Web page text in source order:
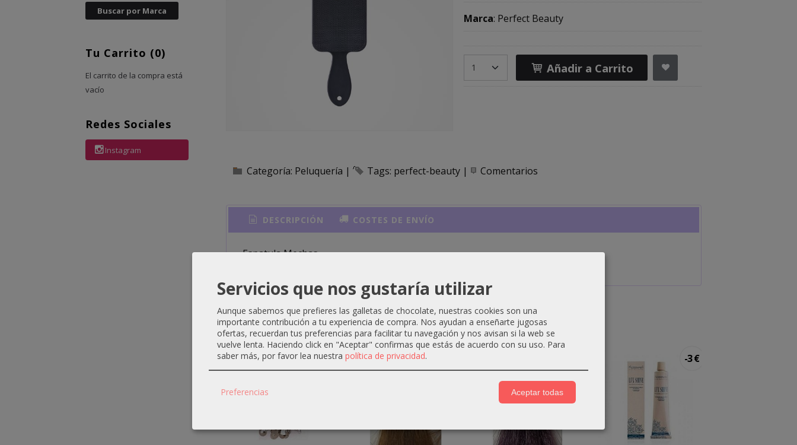
Tu Carrito (0)
El carrito de la compra está
vacío
Redes Sociales
Instagram
Marca: Perfect Beauty
Añadir a Carrito
Categoría: Peluquería | Tags: perfect-beauty | Comentarios
DESCRIPCIÓN COSTES DE ENVÍO
Espatula Mechas
Productos Relacionados
-3 € -3 €
Servicios que nos gustaría utilizar
Aunque sabemos que prefieres las galletas de chocolate, nuestras cookies son una
importante contribución a tu experiencia de compra. Nos ayudan a enseñarte jugosas
ofertas, recuerdan tus preferencias para facilitar tu navegación y nos avisan si la web se
vuelve lenta. Haciendo click en "Aceptar" confirmas que estás de acuerdo con su uso. Para
saber más, por favor lea nuestra política de privacidad.
Preferencias Aceptar todas